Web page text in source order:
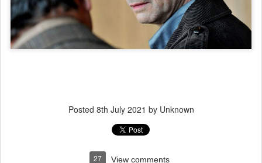
Posted 8th July 2021 by Unknown
27 View comments